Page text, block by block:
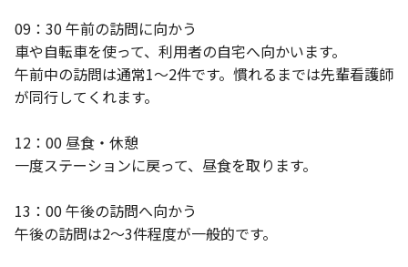
09：30 午前の訪問に向かう
車や自転車を使って、利用者の自宅へ向かいます。
午前中の訪問は通常1～2件です。慣れるまでは先輩看護師
が同行してくれます。
12：00 昼食・休憩
一度ステーションに戻って、昼食を取ります。
13：00 午後の訪問へ向かう
午後の訪問は2～3件程度が一般的です。